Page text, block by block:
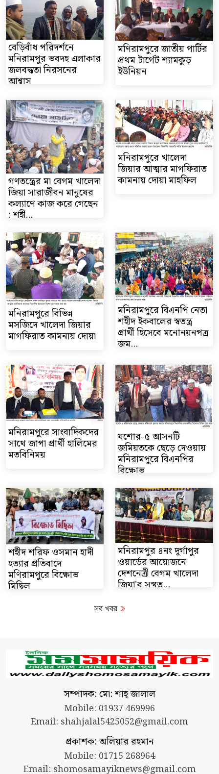
বেড়িবাঁধ পরিদর্শনে
মনিরামপুর ভবদহ এলাকার
জলবদ্ধতা নিরসনের
আশ্বাস
মণিরামপুরে জাতীয় পার্টির
প্রথম টার্গেট শ্যামকুড়
ইউনিয়ন
গণতন্ত্রের মা বেগম খালেদা
জিয়া সারাজীবন মানুষের
কল্যাণে কাজ করে গেছেন
: শহী...
মনিরামপুরে খালেদা
জিয়ার আত্মার মাগফিরাত
কামনায় দোয়া মাহফিল
মনিরামপুরে বিভিন্ন
মসজিদে খালেদা জিয়ার
মাগফিরাত কামনায় দোয়া
মনিরামপুরে বিএনপি নেতা
শহীদ ইকবালের স্বতন্ত্র
প্রার্থী হিসেবে মনোনয়নপত্র
জম...
মনিরামপুরে সাংবাদিকদের
সাথে জাপা প্রার্থী হালিমের
মতবিনিময়
যশোর-৫ আসনটি
জমিয়তকে ছেড়ে দেওয়ায়
মনিরামপুরে বিএনপির
বিক্ষোভ
শহীদ শরিফ ওসমান হাদী
হত্যার প্রতিবাদে
মণিরামপুরে বিক্ষোভ
মিছিল
মনিরামপুর ৪নং দূর্গাপুর
ওয়ার্ডের আয়োজনে
দেশনেত্রী বেগম খালেদা
জিয়া'র সুস্থত...
সব খবর
সম্পাদক: মো: শাহ্ জালাল
Mobile: 01937 469996
Email: shahjalal5425052@gmail.com
প্রকাশক: অলিয়ার রহমান
Mobile: 01715 268964
Email: shomosamayiknews@gmail.com